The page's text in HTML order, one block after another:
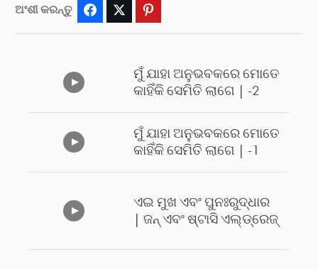
ଅଂଶୀ କରନ୍ତୁ Facebook Twitter
ମୁଁ ଯାହା ଅନୁଭବକରେ ମୋତେ
କାହିଁକି ସେମିତି ଲାଗେ | -2
ମୁଁ ଯାହା ଅନୁଭବକରେ ମୋତେ
କାହିଁକି ସେମିତି ଲାଗେ | -1
ଏଇ ମୁଖ ଏବଂ ପୁନଃରୁଦ୍ଧାର
| ଜନ୍‍ ଏବଂ ଷ୍ଟାସି ଏଲ୍ଡ୍‍‍ରେଜ୍‍